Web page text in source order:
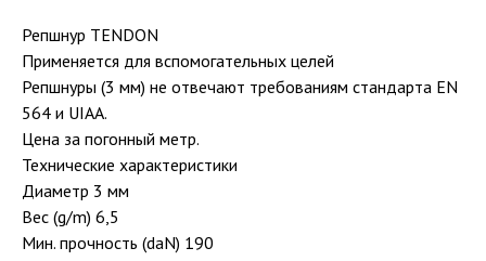
Репшнур TENDON
Применяется для вспомогательных целей
Репшнуры (3 мм) не отвечают требованиям стандарта EN
564 и UIAA.
Цена за погонный метр.
Технические характеристики
Диаметр 3 мм
Вес (g/m) 6,5
Мин. прочность (daN) 190